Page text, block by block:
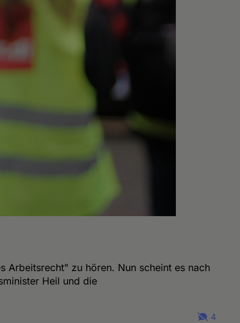
Arbeitsrecht" zu hören. Nun scheint es nach
Heil und die
4